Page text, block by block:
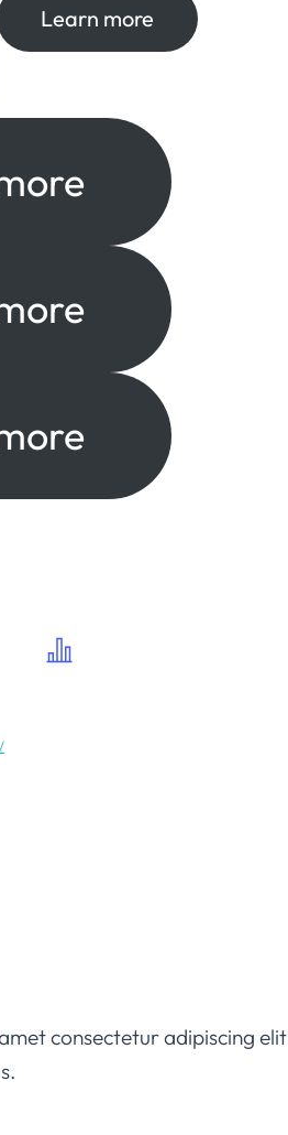
Learn more
consectetur adipiscing elit